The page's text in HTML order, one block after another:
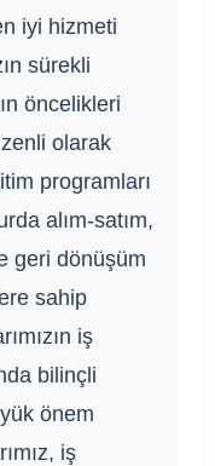
iyi hizmeti
sürekli
öncelikleri
olarak
programları
alım-satım,
geri dönüşüm
sahip
iş
bilinçli
önem
iş